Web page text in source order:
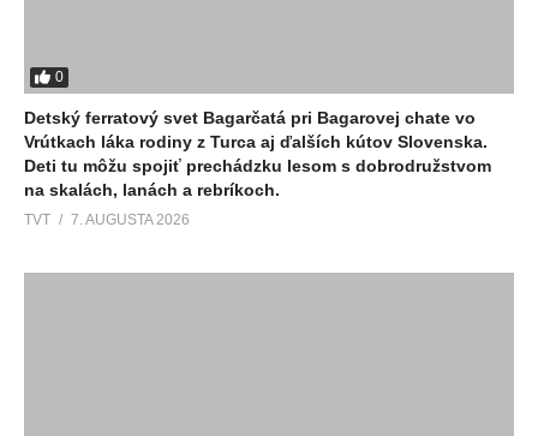
0
Detský ferratový svet Bagarčatá pri Bagarovej chate vo
Vrútkach láka rodiny z Turca aj ďalších kútov Slovenska.
Deti tu môžu spojiť prechádzku lesom s dobrodružstvom
na skalách, lanách a rebríkoch.
TVT 7. AUGUSTA 2026